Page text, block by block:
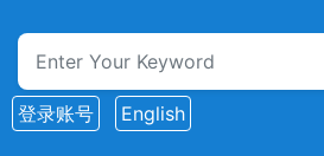
登录账号 English